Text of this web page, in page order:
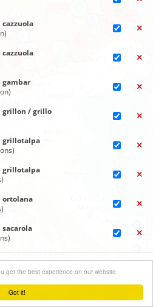
Got it!
get the best experience on our website.
cazzuola
cazzuola
gambar
grillon / grillo
grillotalpa
grillotalpa
ortolana
sacarola
Schergrille
le menu